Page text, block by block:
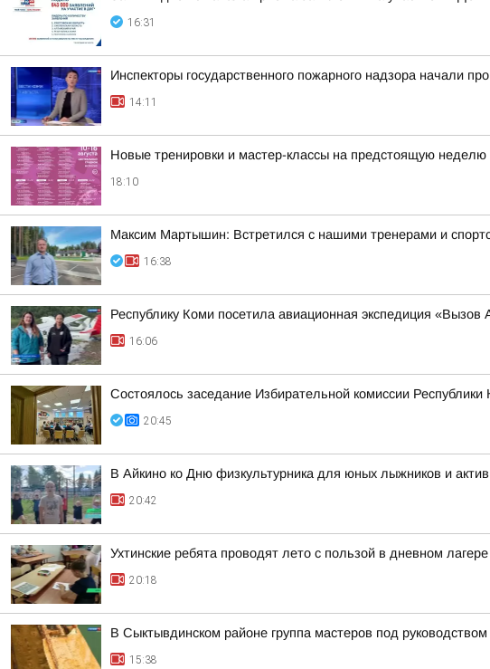
16:31
Инспекторы государственного пожарного надзора начали
14:11
Новые тренировки и мастер-классы на предстоящую неделю
18:10
Максим Мартышин: Встретился с нашими тренерами и
16:38
Республику Коми посетила авиационная экспедиция «Вызов
16:06
Состоялось заседание Избирательной комиссии Республики
20:45
В Айкино ко Дню физкультурника для юных лыжников и
20:42
Ухтинские ребята проводят лето с пользой в дневном
20:18
В Сыктывдинском районе группа мастеров под
15:38